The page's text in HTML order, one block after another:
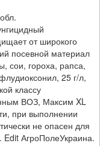
от широкого
посевной материал
сои, гороха, рапса,
25 г/л,
классу
ВОЗ, Максим XL
при выполнении
не опасен для
АгроПолеУкраина.